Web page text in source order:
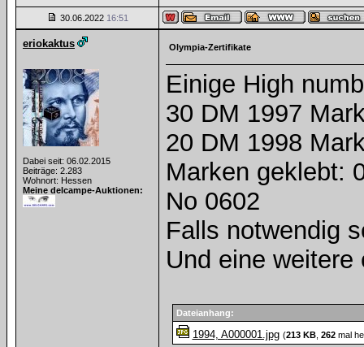
30.06.2022 16:51
eriokaktus
Dabei seit: 06.02.2015
Beiträge: 2.283
Wohnort: Hessen
Meine delcampe-Auktionen:
Olympia-Zertifikate
Einige High
30 DM 1997
20 DM 1998
Marken geklebt:
No 0602
Falls notwendig
Und eine
Dateianhang:
1994, A000001.jpg (213 KB, 262mal